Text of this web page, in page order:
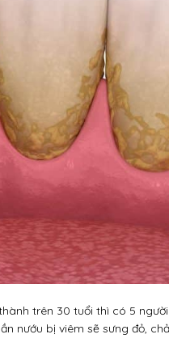
trên 30 tuổi thì có 5
nướu bị viêm sẽ sưng đỏ,